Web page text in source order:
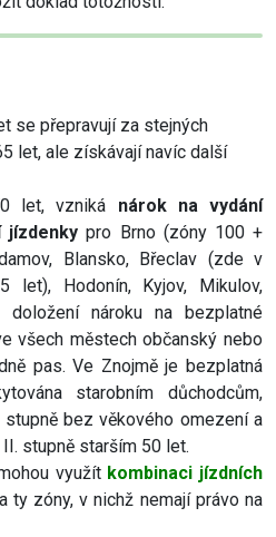
se přepravují za stejných
let, ale získávají navíc další
let, vzniká nárok na vydání
jízdenky pro Brno (zóny 100 +
Blansko, Břeclav (zde v
let), Hodonín, Kyjov, Mikulov,
doložení nároku na bezplatné
všech městech občanský nebo
pas. Ve Znojmě je bezplatná
starobním důchodcům,
bez věkového omezení a
stupně starším 50 let.
využít kombinaci jízdních
ty zóny, v nichž nemají právo na